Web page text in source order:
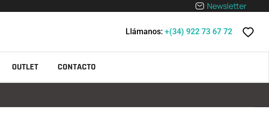
Newsletter
Llámanos: +(34) 922 73 67 72
OUTLET CONTACTO